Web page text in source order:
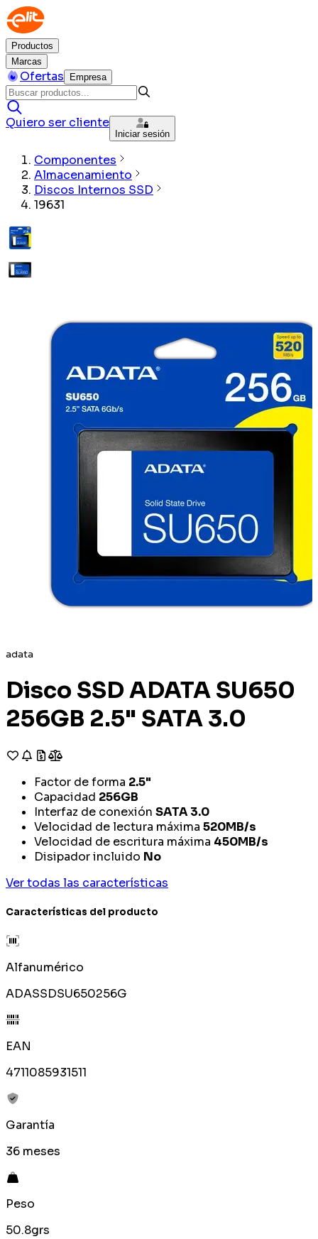
Productos
Marcas
Ofertas Empresa
Quiero ser cliente
Iniciar sesión
Componentes
Almacenamiento
Discos Internos SSD
19631
adata
Disco SSD ADATA SU650
256GB 2.5" SATA 3.0
Factor de forma 2.5"
Capacidad 256GB
Interfaz de conexión SATA 3.0
Velocidad de lectura máxima 520MB/s
Velocidad de escritura máxima 450MB/s
Disipador incluido No
Ver todas las características
Características del producto
Alfanumérico
ADASSDSU650256G
EAN
4711085931511
Garantía
36 meses
Peso
50.8grs